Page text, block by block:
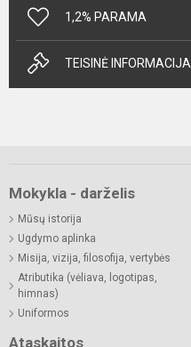
1,2% PARAMA
TEISINĖ INFORMACIJA
Mokykla - darželis
Mūsų istorija
Ugdymo aplinka
Misija, vizija, filosofija, vertybės
Atributika (vėliava, logotipas,
himnas)
Uniformos
Ataskaitos